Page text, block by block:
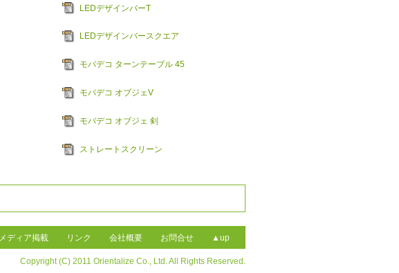
LEDデザインバーT
LEDデザインバースクエア
モバデコ ターンテーブル 45
モバデコ オブジェV
モバデコ オブジェ 剣
ストレートスクリーン
メディア掲載 リンク 会社概要 お問合せ ▲up
Copyright (C) 2011 Orientalize Co., Ltd. All Rights Reserved.